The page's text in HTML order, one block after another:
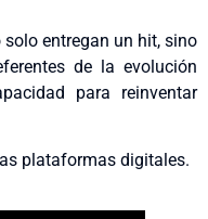
solo entregan un hit, sino
de la evolución
para reinventar
plataformas digitales.